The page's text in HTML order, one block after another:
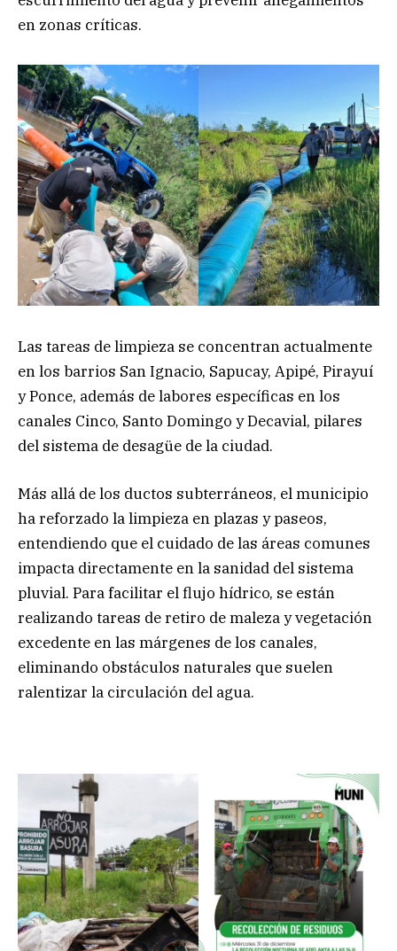
en zonas críticas.
Las tareas de limpieza se concentran actualmente
en los barrios San Ignacio, Sapucay, Apipé, Pirayuí
y Ponce, además de labores específicas en los
canales Cinco, Santo Domingo y Decavial, pilares
del sistema de desagüe de la ciudad.
Más allá de los ductos subterráneos, el municipio
ha reforzado la limpieza en plazas y paseos,
entendiendo que el cuidado de las áreas comunes
impacta directamente en la sanidad del sistema
pluvial. Para facilitar el flujo hídrico, se están
realizando tareas de retiro de maleza y vegetación
excedente en las márgenes de los canales,
eliminando obstáculos naturales que suelen
ralentizar la circulación del agua.